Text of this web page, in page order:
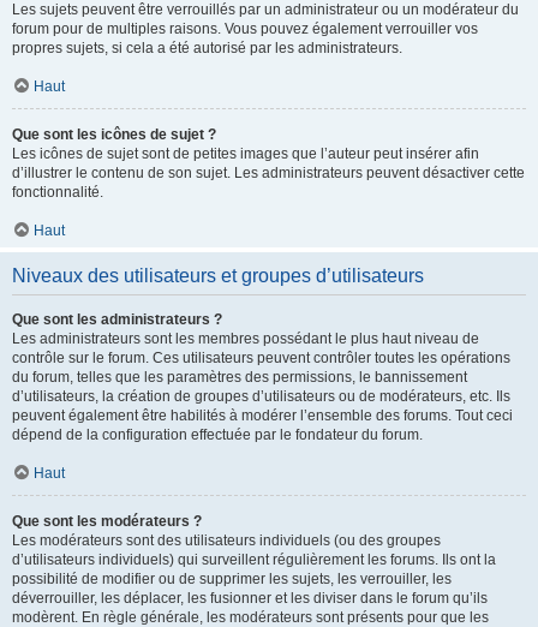
Les sujets peuvent être verrouillés par un administrateur ou un modérateur du
forum pour de multiples raisons. Vous pouvez également verrouiller vos
propres sujets, si cela a été autorisé par les administrateurs.
Haut
Que sont les icônes de sujet ?
Les icônes de sujet sont de petites images que l’auteur peut insérer afin
d’illustrer le contenu de son sujet. Les administrateurs peuvent désactiver cette
fonctionnalité.
Haut
Niveaux des utilisateurs et groupes d’utilisateurs
Que sont les administrateurs ?
Les administrateurs sont les membres possédant le plus haut niveau de
contrôle sur le forum. Ces utilisateurs peuvent contrôler toutes les opérations
du forum, telles que les paramètres des permissions, le bannissement
d’utilisateurs, la création de groupes d’utilisateurs ou de modérateurs, etc. Ils
peuvent également être habilités à modérer l’ensemble des forums. Tout ceci
dépend de la configuration effectuée par le fondateur du forum.
Haut
Que sont les modérateurs ?
Les modérateurs sont des utilisateurs individuels (ou des groupes
d’utilisateurs individuels) qui surveillent régulièrement les forums. Ils ont la
possibilité de modifier ou de supprimer les sujets, les verrouiller, les
déverrouiller, les déplacer, les fusionner et les diviser dans le forum qu’ils
modèrent. En règle générale, les modérateurs sont présents pour que les